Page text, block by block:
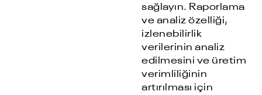
sağlayın. Raporlama
ve analiz özelliği,
izlenebilirlik
verilerinin analiz
edilmesini ve üretim
verimliliğinin
artırılması için